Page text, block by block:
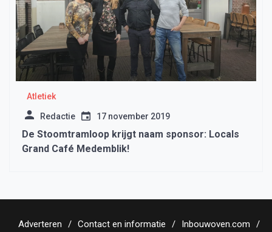
Atletiek
Redactie 17 november 2019
De Stoomtramloop krijgt naam sponsor: Locals
Grand Café Medemblik!
Adverteren Contact en informatie Inbouwoven.com